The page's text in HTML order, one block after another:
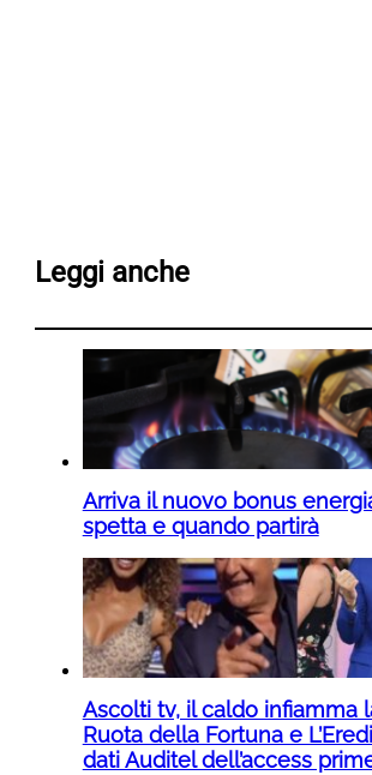
Leggi anche
Arriva il nuovo bonus
spetta e quando partirà
Ascolti tv, il caldo infiamma
Ruota della Fortuna e
dati Auditel dell’access